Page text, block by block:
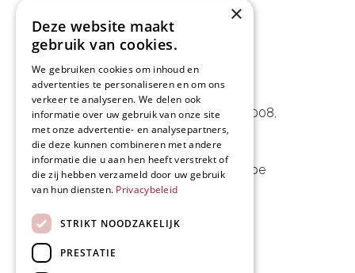
L&D Foodpartner BV
Noorwegenstraat 29D, Haven 8008,
9940 Evergem, BE
09 253 49 57- mail@delmo.be
BE 0768.656.308
Volg ons
×
Deze website maakt
gebruik van cookies.
We gebruiken cookies om inhoud en
advertenties te personaliseren en om ons
verkeer te analyseren. We delen ook
informatie over uw gebruik van onze site
met onze advertentie- en analysepartners,
die deze kunnen combineren met andere
informatie die u aan hen heeft verstrekt of
die zij hebben verzameld door uw gebruik
van hun diensten. Privacybeleid
STRIKT NOODZAKELIJK
PRESTATIE